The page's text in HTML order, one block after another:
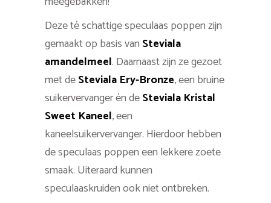
Deze té schattige speculaas poppen zijn
gemaakt op basis van Steviala
amandelmeel. Daarnaast zijn ze gezoet
met deSteviala Ery-Bronze, een bruine
suikervervanger én deSteviala Kristal
Sweet Kaneel, een
kaneelsuikervervanger. Hierdoor hebben
de speculaas poppen een lekkere zoete
smaak. Uiteraard kunnen
speculaaskruiden ook niet ontbreken.